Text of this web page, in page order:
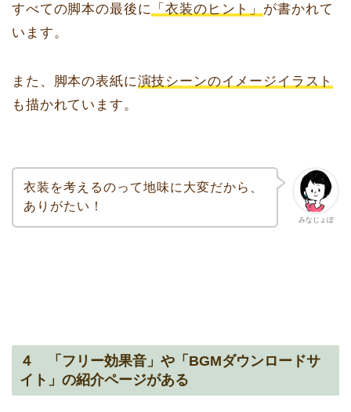
すべての脚本の最後に 「衣装のヒント」 が書かれて
います。
また、脚本の表紙に演技シーンのイメージイラスト
も描かれています。
みなじょぼ
衣装を考えるのって地味に大変だから、
ありがたい！
４ 「フリー効果音」や「BGMダウンロードサ
イト」の紹介ページがある